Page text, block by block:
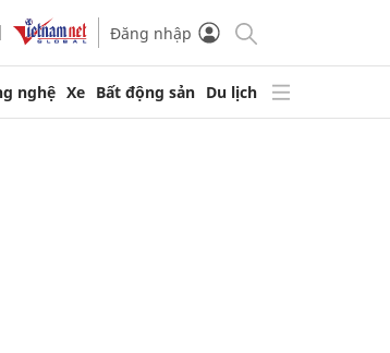
Đăng nhập
nghệ Xe Bất động sản Du lịch